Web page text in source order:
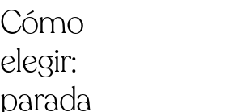
Cómo
elegir:
parada